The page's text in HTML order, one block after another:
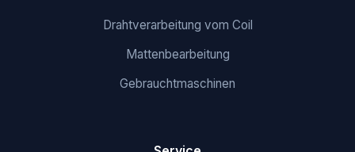
Drahtverarbeitung vom Coil
Mattenbearbeitung
Gebrauchtmaschinen